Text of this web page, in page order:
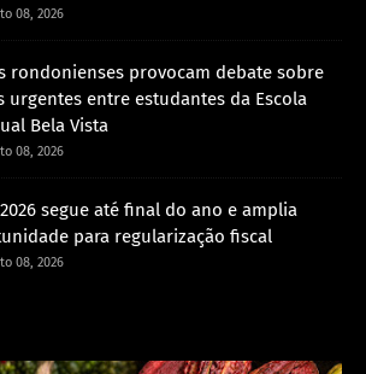
08, 2026
rondonienses provocam debate sobre
urgentes entre estudantes da Escola
Bela Vista
08, 2026
segue até final do ano e amplia
para regularização fiscal
08, 2026